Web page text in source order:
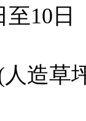
至10日
造草